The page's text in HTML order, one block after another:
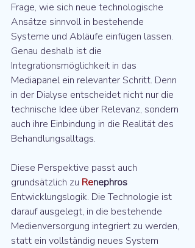
Frage, wie sich neue technologische
Ansätze sinnvoll in bestehende
Systeme und Abläufe einfügen lassen.
Genau deshalb ist die
Integrationsmöglichkeit in das
Mediapanel ein relevanter Schritt. Denn
in der Dialyse entscheidet nicht nur die
technische Idee über Relevanz, sondern
auch ihre Einbindung in die Realität des
Behandlungsalltags.
Diese Perspektive passt auch
grundsätzlich zu Renephros
Entwicklungslogik. Die Technologie ist
darauf ausgelegt, in die bestehende
Medienversorgung integriert zu werden,
statt ein vollständig neues System